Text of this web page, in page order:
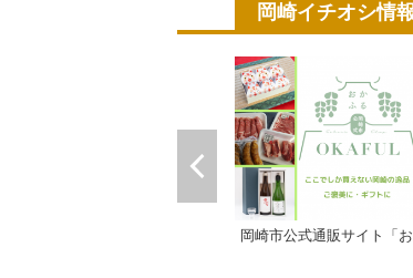
岡崎イチオシ情
岡崎市公式通販サイト「お